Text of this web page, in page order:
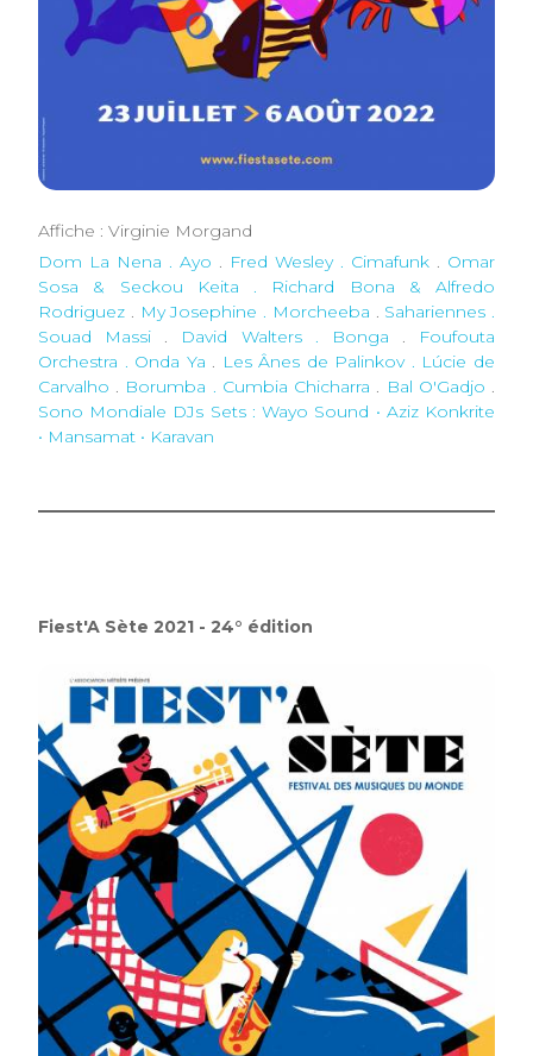
Affiche : Virginie Morgand
Dom La Nena . Ayo . Fred Wesley . Cimafunk . Omar
Sosa & Seckou Keita . Richard Bona & Alfredo
Rodriguez . My Josephine . Morcheeba . Sahariennes .
Souad Massi . David Walters . Bonga .
Foufouta
Orchestra . Onda Ya . Les Ânes de Palinkov . Lúcie de
Carvalho . Borumba . Cumbia Chicharra . Bal O'Gadjo .
Sono Mondiale DJs Sets : Wayo Sound • Aziz Konkrite
• Mansamat • Karavan
Fiest'A Sète 2021 - 24° édition